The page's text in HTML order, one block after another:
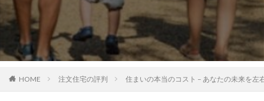
HOME 注文住宅の評判 住まいの本当のコスト – あなたの未来を左